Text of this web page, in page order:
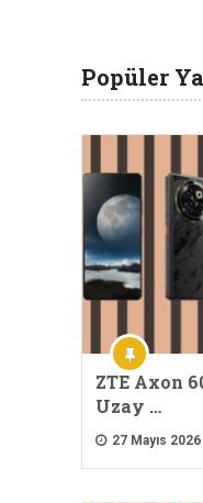
Popüler
ZTE Axon
Uzay …
27 Mayıs 2026